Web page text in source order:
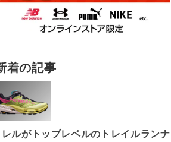
着の記事
ルがトップレベルのトレイルランナ